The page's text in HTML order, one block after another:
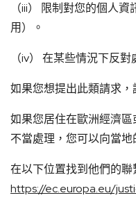
（iii） 限制對您的個人
用）。
（iv） 在某些情況下反對
如果您想提出此類請求，
如果您居住在歐洲經濟
不當處理，您可以向當
在以下位置找到他們的聯
https://ec.europa.eu/